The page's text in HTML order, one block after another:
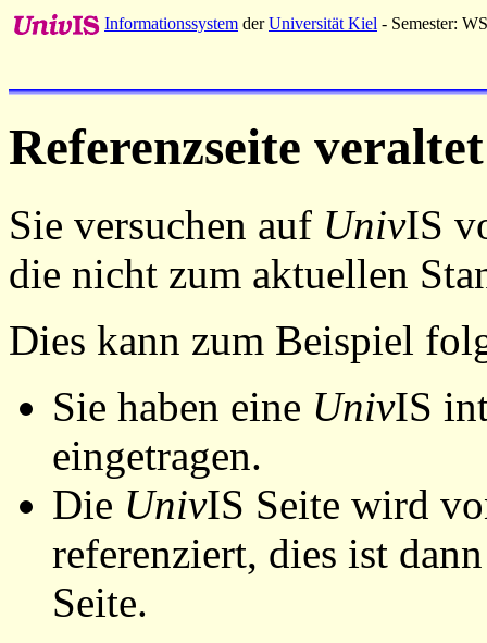
Informationssystem derUniversität Kiel - Semester:
Referenzseite veraltet
Sie versuchen auf UnivIS
die nicht zum aktuellen
Dies kann zum Beispiel
Sie haben eine UnivIS
eingetragen.
Die UnivIS Seite wird
referenziert, dies ist
Seite.